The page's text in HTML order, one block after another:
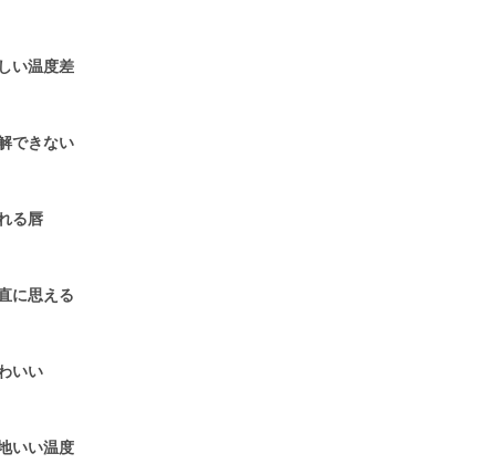
い温度差
できない
る唇
に思える
いい
いい温度